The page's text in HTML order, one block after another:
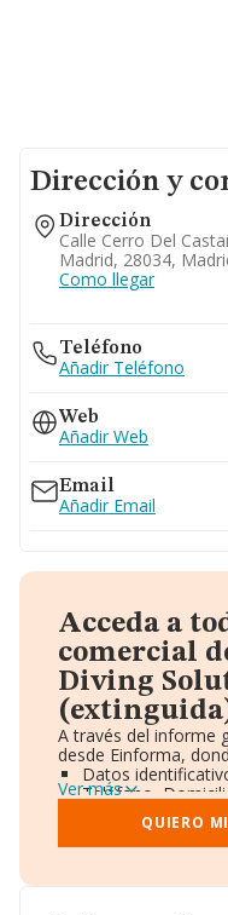
Dirección y
Dirección
Calle Cerro Del
Madrid, 28034,
Como llegar
Teléfono
Añadir Teléfono
Web
Añadir Web
Email
Añadir Email
Acceda a
comercial
Diving
A través del informe
desde Einforma,
Datos
Teléfono,
Informe
Gráficos de
Consejo de
Accionistas.
Ver más
QUIERO